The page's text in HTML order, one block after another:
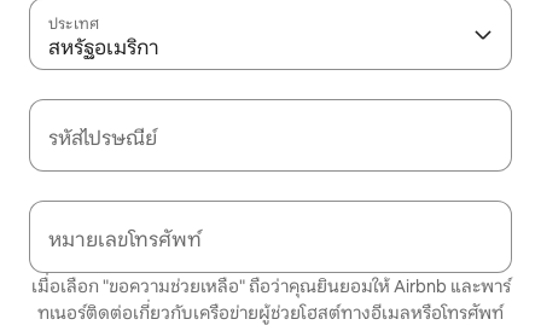
ประเทศ
สหรัฐอเมริกา
รหัสไปรษณีย์
หมายเลขโทรศัพท์
เมื่อเลือก "ขอความช่วยเหลือ" ถือว่าคุณยินยอมให้ Airbnb และพาร์
ทเนอร์ติดต่อเกี่ยวกับเครือข่ายผู้ช่วยโฮสต์ทางอีเมลหรือโทรศัพท์